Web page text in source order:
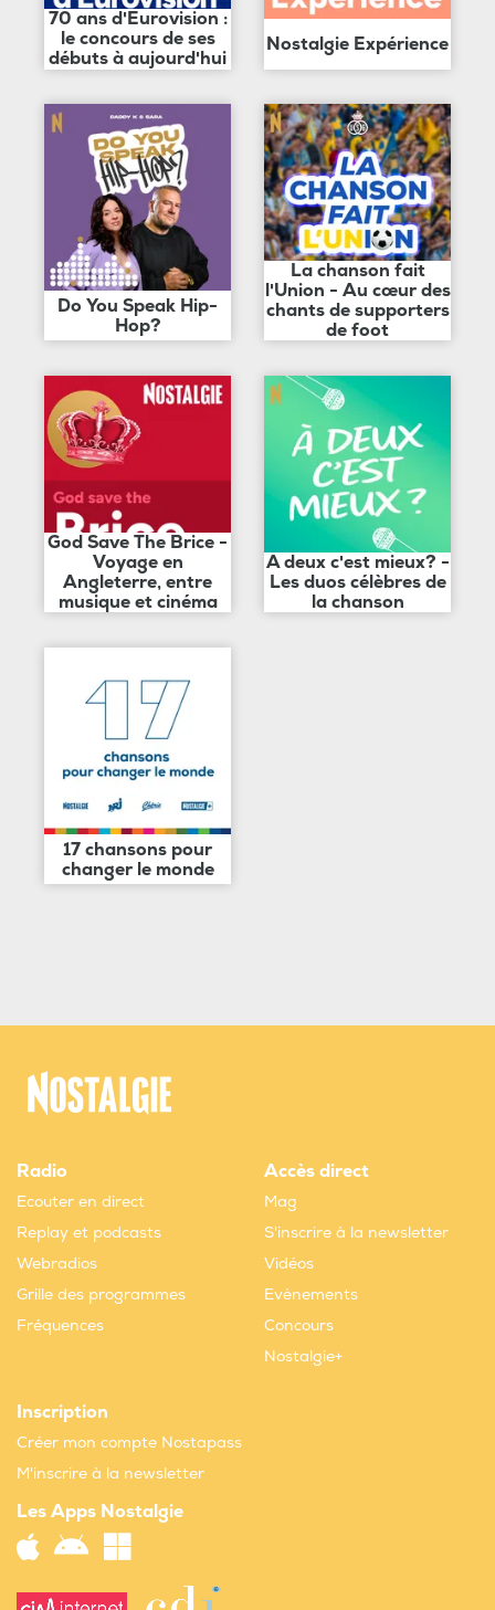
70 ans d'Eurovision :
le concours de ses
débuts à aujourd'hui
Nostalgie Expérience
Do You Speak Hip-
Hop?
La chanson fait
l'Union - Au cœur des
chants de supporters
de foot
God Save The Brice -
Voyage en
Angleterre, entre
musique et cinéma
A deux c'est mieux? -
Les duos célèbres de
la chanson
17 chansons pour
changer le monde
Radio
Ecouter en direct
Replay et podcasts
Webradios
Grille des programmes
Fréquences
Accès direct
Mag
S'inscrire à la newsletter
Vidéos
Evènements
Concours
Nostalgie+
Inscription
Créer mon compte Nostapass
M'inscrire à la newsletter
Les Apps Nostalgie